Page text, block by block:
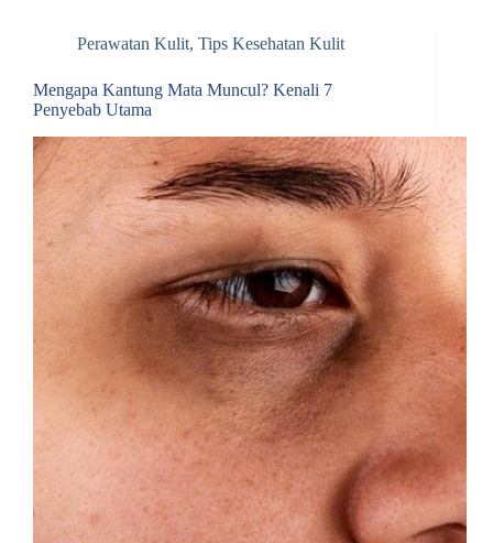
Perawatan Kulit, Tips Kesehatan Kulit
Mengapa Kantung Mata Muncul? Kenali 7
Penyebab Utama